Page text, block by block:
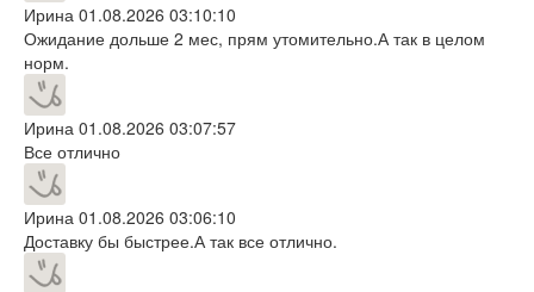
Ирина 01.08.2026 03:10:10
Ожидание дольше 2 мес, прям утомительно.А так в целом
норм.
Ирина 01.08.2026 03:07:57
Все отлично
Ирина 01.08.2026 03:06:10
Доставку бы быстрее.А так все отлично.